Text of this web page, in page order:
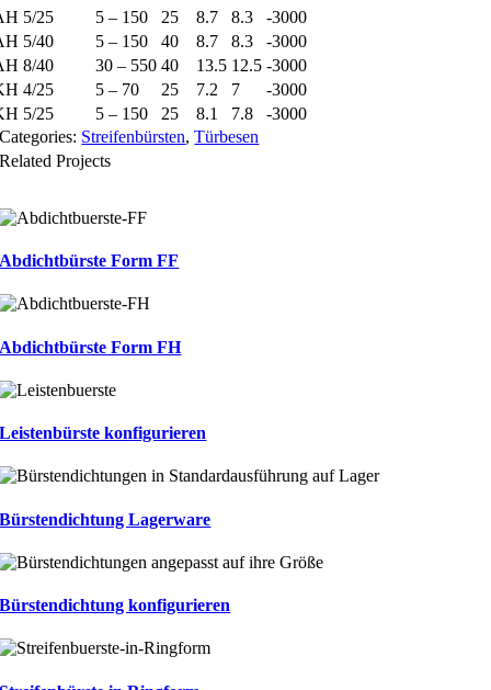
5/25
5 – 150 25 8.7 8.3
-3000
5/40
5 – 150 40 8.7 8.3
-3000
8/40
30 – 550 40 13.5 12.5 -3000
4/25
5 – 70 25 7.2 7
-3000
5/25
5 – 150 25 8.1 7.8
-3000
Categories: Streifenbürsten,Türbesen
Related Projects
Abdichtbürste Form FF
Abdichtbürste Form FH
Leistenbürste konfigurieren
Bürstendichtung Lagerware
Bürstendichtung konfigurieren